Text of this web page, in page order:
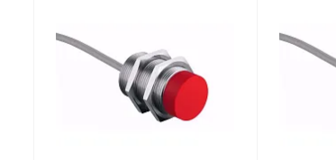
Купить в 1 клик
В избранное
Наличие
уточняйте
Купить в
В